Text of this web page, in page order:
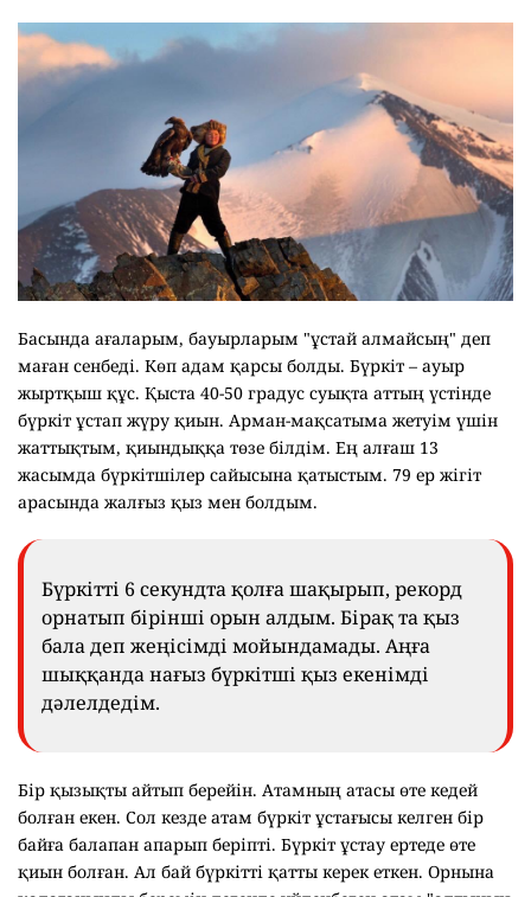
Басында ағаларым, бауырларым "ұстай алмайсың" деп
маған сенбеді. Көп адам қарсы болды. Бүркіт – ауыр
жыртқыш құс. Қыста 40-50 градус суықта аттың үстінде
бүркіт ұстап жүру қиын. Арман-мақсатыма жетуім үшін
жаттықтым, қиындыққа төзе білдім. Ең алғаш 13
жасымда бүркітшілер сайысына қатыстым. 79 ер жігіт
арасында жалғыз қыз мен болдым.
Бүркітті 6 секундта қолға шақырып, рекорд
орнатып бірінші орын алдым. Бірақ та қыз
бала деп жеңісімді мойындамады. Аңға
шыққанда нағыз бүркітші қыз екенімді
дәлелдедім.
Бір қызықты айтып берейін. Атамның атасы өте кедей
болған екен. Сол кезде атам бүркіт ұстағысы келген бір
байға балапан апарып беріпті. Бүркіт ұстау ертеде өте
қиын болған. Ал бай бүркітті қатты керек еткен. Орнына